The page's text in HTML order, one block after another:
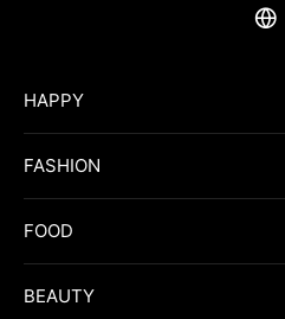
HAPPY
FASHION
FOOD
BEAUTY